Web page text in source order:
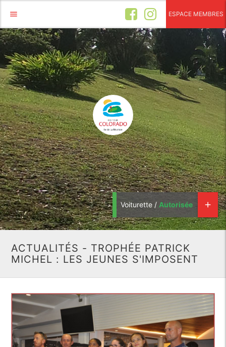
menu ESPACE MEMBRES
Voiturette / Autorisée add
ACTUALITÉS - TROPHÉE PATRICK
MICHEL : LES JEUNES S'IMPOSENT